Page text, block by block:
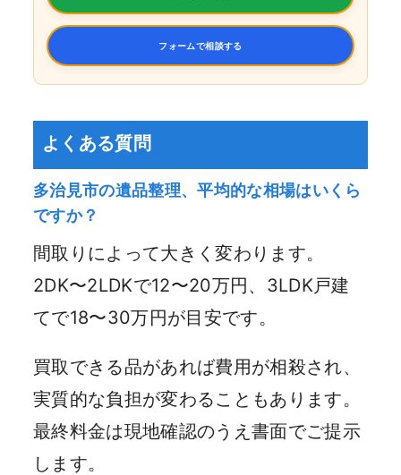
フォームで相談する
よくある質問
多治見市の遺品整理、平均的な相場はいくら
ですか？
間取りによって大きく変わります。
2DK〜2LDKで12〜20万円、3LDK戸建
てで18〜30万円が目安です。
買取できる品があれば費用が相殺され、
実質的な負担が変わることもあります。
最終料金は現地確認のうえ書面でご提示
します。